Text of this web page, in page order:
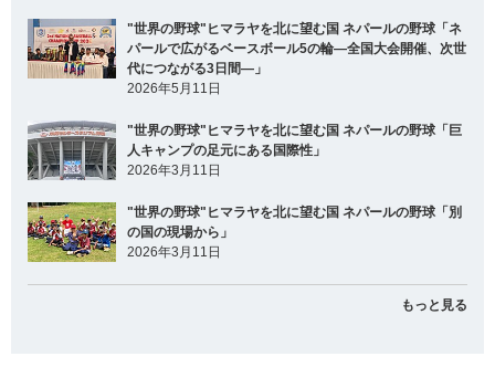
"世界の野球"ヒマラヤを北に望む国 ネパールの野球「ネ
パールで広がるベースボール5の輪―全国大会開催、次世
代につながる3日間―」
2026年5月11日
"世界の野球"ヒマラヤを北に望む国 ネパールの野球「巨
人キャンプの足元にある国際性」
2026年3月11日
"世界の野球"ヒマラヤを北に望む国 ネパールの野球「別
の国の現場から」
2026年3月11日
もっと見る